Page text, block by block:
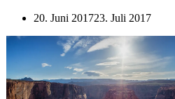
20. Juni 201723. Juli 2017